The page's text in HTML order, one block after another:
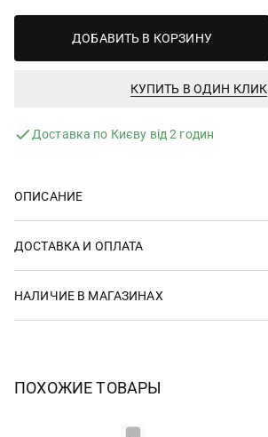
ДОБАВИТЬ В КОРЗИНУ
КУПИТЬ В ОДИН КЛИК
Доставка по Києву від 2 годин
ОПИСАНИЕ
ДОСТАВКА И ОПЛАТА
НАЛИЧИЕ В МАГАЗИНАХ
ПОХОЖИЕ ТОВАРЫ